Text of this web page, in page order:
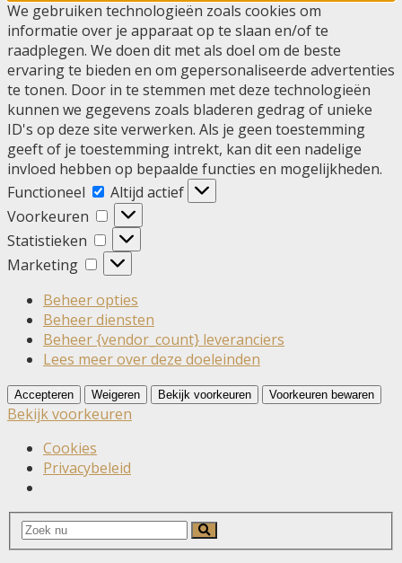
We gebruiken technologieën zoals cookies om
informatie over je apparaat op te slaan en/of te
raadplegen. We doen dit met als doel om de beste
ervaring te bieden en om gepersonaliseerde advertenties
te tonen. Door in te stemmen met deze technologieën
kunnen we gegevens zoals bladeren gedrag of unieke
ID's op deze site verwerken. Als je geen toestemming
geeft of je toestemming intrekt, kan dit een nadelige
invloed hebben op bepaalde functies en mogelijkheden.
Functioneel
Functioneel
Altijd actief
Voorkeuren
Voorkeuren
Statistieken
Statistieken
Marketing
Marketing
Beheer opties
Beheer diensten
Beheer {vendor_count} leveranciers
Lees meer over deze doeleinden
Accepteren Weigeren Bekijk voorkeuren Voorkeuren bewaren
Bekijk voorkeuren
Cookies
Privacybeleid
Search
for:
Search